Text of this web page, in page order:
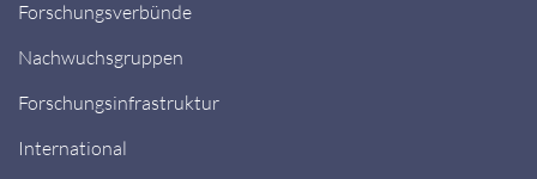
Forschungsverbünde
Nachwuchsgruppen
Forschungsinfrastruktur
International